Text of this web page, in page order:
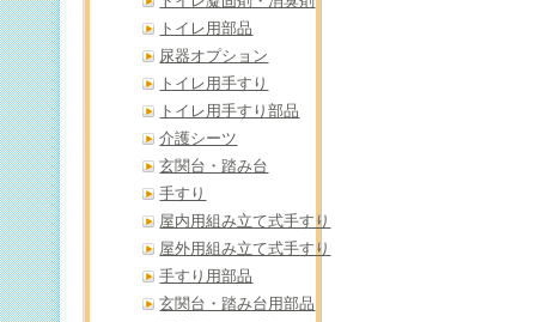
トイレ用部品
尿器オプション
トイレ用手すり
トイレ用手すり部品
介護シーツ
玄関台・踏み台
手すり
屋内用組み立て式手すり
屋外用組み立て式手すり
手すり用部品
玄関台・踏み台用部品